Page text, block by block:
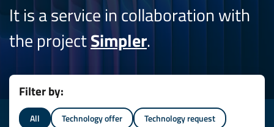
It is a service in collaboration with
the projectSimpler.
Filter by:
All Technology offer
Technology request